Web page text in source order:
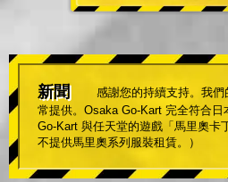
新聞
感謝您的持續支持。我
常提供。Osaka Go-Kart 完全符合
Go-Kart 與任天堂的遊戲「馬里奧卡
不提供馬里奧系列服裝租賃。）